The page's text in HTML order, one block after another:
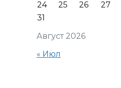
Август 2026
24
25 26 27
31
« Июл